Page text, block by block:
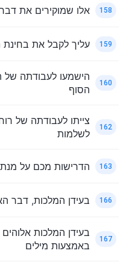
158 אלו שמוקירים את
159 עליך לקבל את
160
הישמעו לעבודתה של
הסוף
162
צייתו לעבודתה של
לשלמות
163 הדרישות מכם על
166 בעידן המלכות, דבר
167
בעידן המלכות
באמצעות מילים